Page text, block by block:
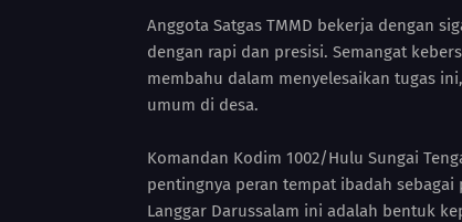
Anggota Satgas TMMD bekerja dengan
dengan rapi dan presisi. Semangat
membahu dalam menyelesaikan tugas
umum di desa.
Komandan Kodim 1002/Hulu Sungai
pentingnya peran tempat ibadah
Langgar Darussalam ini adalah bentuk